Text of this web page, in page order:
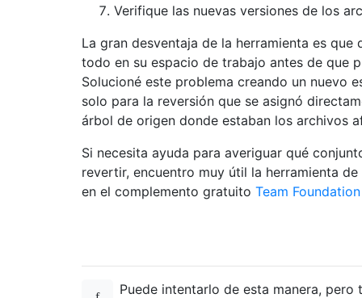
Verifique las nuevas versiones de los
La gran desventaja de la herramienta es que
todo en su espacio de trabajo antes de que
Solucioné este problema creando un nuevo
solo para la reversión que se asignó
árbol de origen donde estaban los archivos
Si necesita ayuda para averiguar qué
revertir, encuentro muy útil la herramienta
en el complemento gratuito Team
Puede intentarlo de esta manera, pero